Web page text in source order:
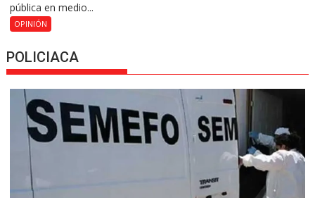
pública en medio...
OPINIÓN
POLICIACA